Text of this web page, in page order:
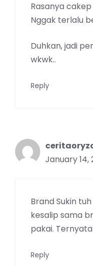
Rasanya
Nggak terlalu
Duhkan, jadi
wkwk..
Reply
January 14,
Brand Sukin
kesalip sama
pakai.
Reply